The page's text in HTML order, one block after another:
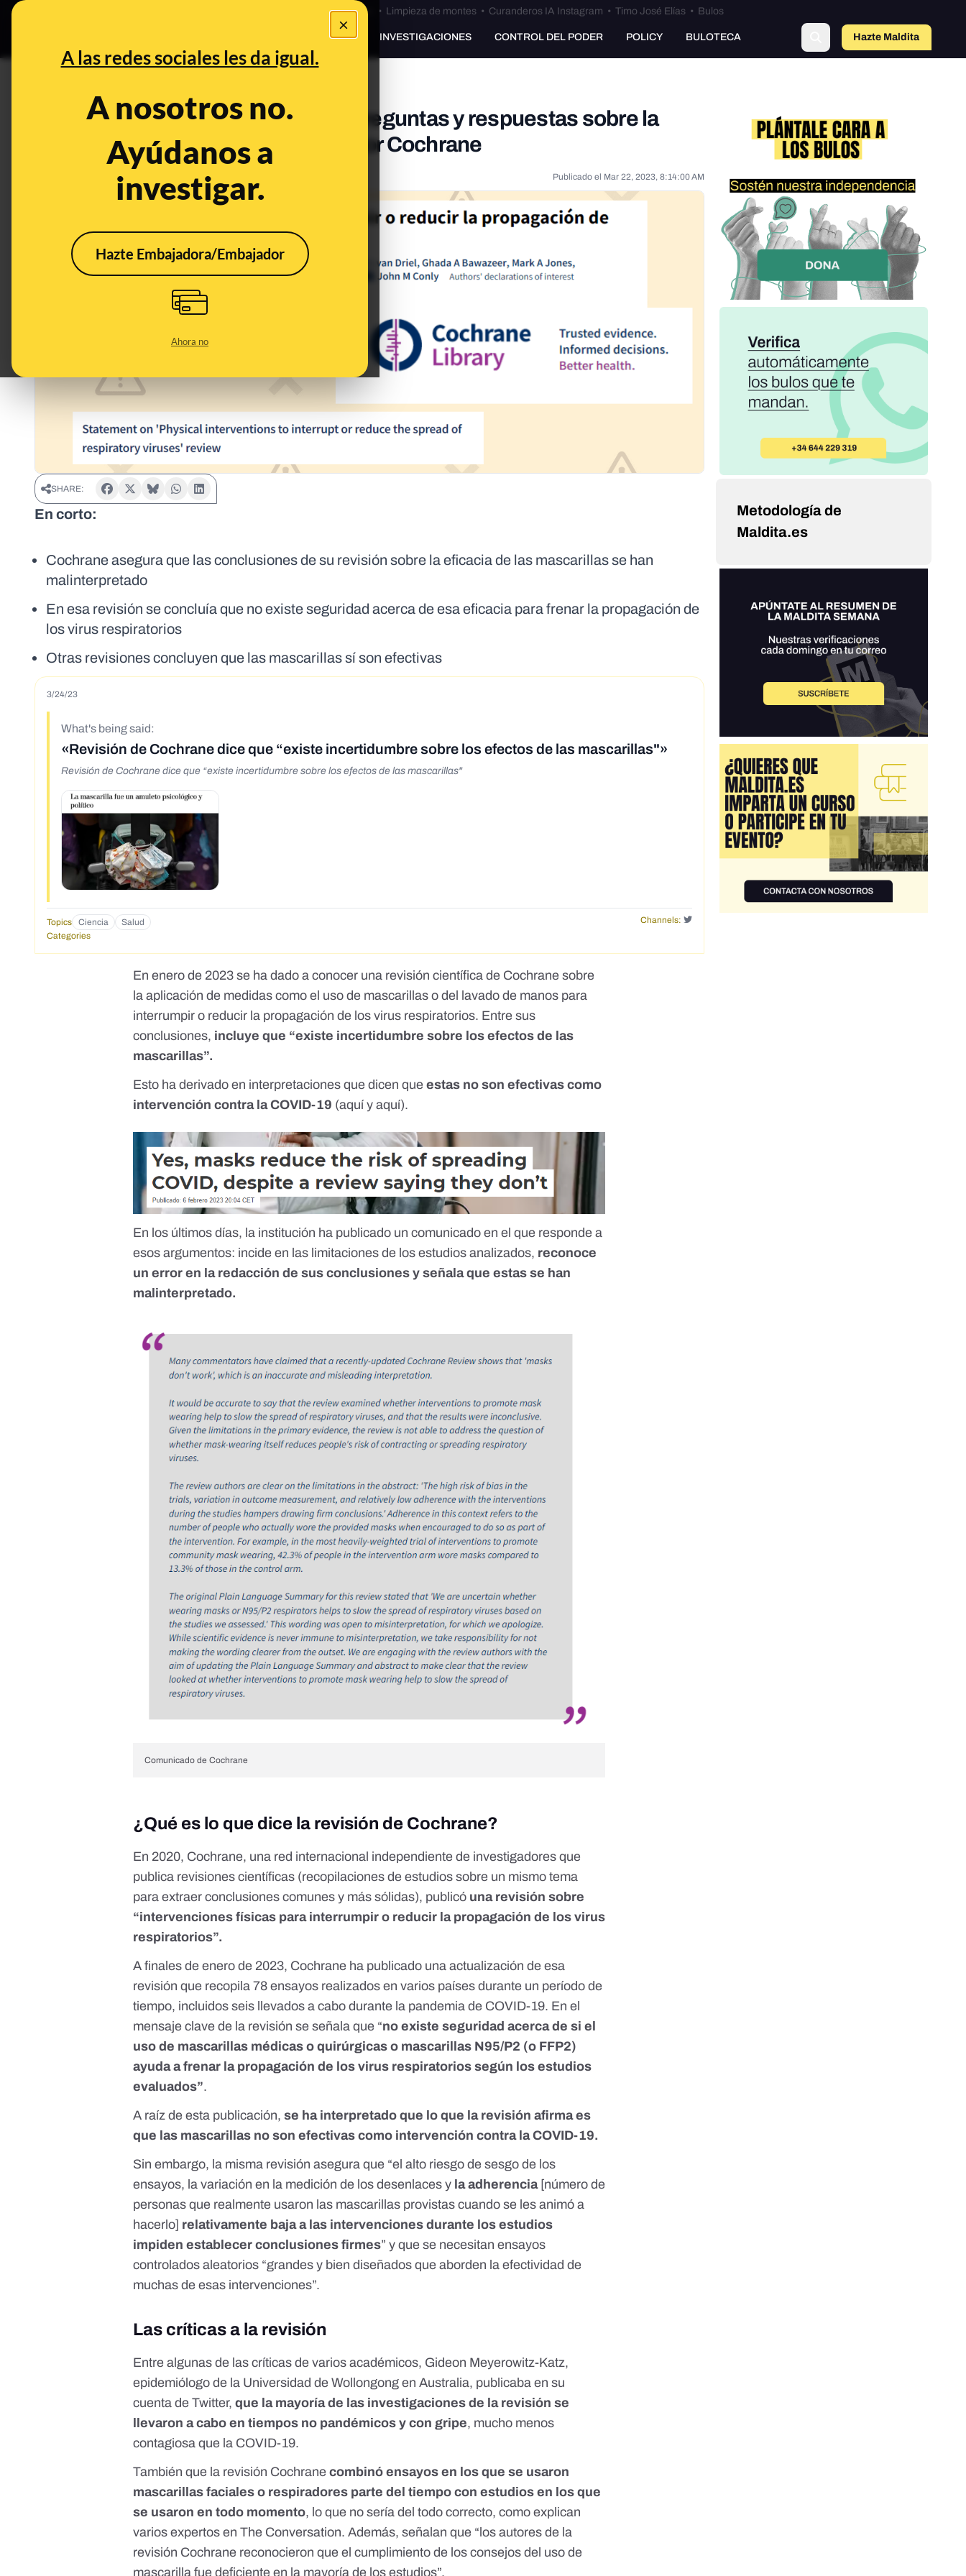
×
A las redes sociales les da igual.
A nosotros no.
Ayúdanos a
investigar.
Hazte Embajadora/Embajador
Ahora no
Bulos Ceuta • Limpieza de montes• Curanderos IA Instagram • Timo José Elías• Bulos
PREBUNKING INVESTIGACIONES CONTROL DEL PODER POLICY BULOTECA Hazte Maldito
a
Mascarillas y virus respiratorios: preguntas y respuestas sobre la
revisión de su eficacia publicada por Cochrane
Publicado el Mar 22, 2023, 8:14:00 AM
SHARE:
En corto:
Cochrane asegura que las conclusiones de su revisión sobre la eficacia de las mascarillas se han
malinterpretado
En esa revisión se concluía que no existe seguridad acerca de esa eficacia para frenar la propagación de
los virus respiratorios
Otras revisiones concluyen que las mascarillas sí son efectivas
3/24/23
What's being said:
«Revisión de Cochrane dice que “existe incertidumbre sobre los efectos de las mascarillas"»
Revisión de Cochrane dice que “existe incertidumbre sobre los efectos de las mascarillas"
Topics Ciencia Salud
Channels:
Categories
En enero de 2023 se ha dado a conocer una revisión científica de Cochrane sobre
la aplicación de medidas como el uso de mascarillas o del lavado de manos para
interrumpir o reducir la propagación de los virus respiratorios. Entre sus
conclusiones, incluye que “existe incertidumbre sobre los efectos de las
mascarillas”.
Esto ha derivado en interpretaciones que dicen queestas no son efectivas como
intervención contra la COVID-19 (aquíyaquí).
En los últimos días, la institución ha publicado un comunicado en el que responde a
esos argumentos: incide en las limitaciones de los estudios analizados, reconoce
un error en la redacción de sus conclusiones y señala que estas se han
malinterpretado.
Comunicado de Cochrane
¿Qué es lo que dice la revisión de Cochrane?
En 2020, Cochrane, una red internacional independiente de investigadores que
publica revisiones científicas (recopilaciones de estudios sobre un mismo tema
para extraer conclusiones comunes y más sólidas), publicó una revisión sobre
“intervenciones físicas para interrumpir o reducir la propagación de los virus
respiratorios”.
A finales de enero de 2023, Cochrane ha publicado una actualización de esa
revisión que recopila 78 ensayos realizados en varios países durante un período de
tiempo, incluidos seis llevados a cabo durante la pandemia de COVID-19. En el
mensaje clave de la revisión se señala que “no existe seguridad acerca de si el
uso de mascarillas médicas o quirúrgicas o mascarillas N95/P2 (o FFP2)
ayuda a frenar la propagación de los virus respiratorios según los estudios
evaluados”.
A raíz de esta publicación, se ha interpretado que lo que la revisión afirma es
que las mascarillas no son efectivas como intervención contra la COVID-19.
Sin embargo, la misma revisiónasegura que “el alto riesgo de sesgo de los
ensayos, la variación en la medición de los desenlaces y la adherencia[número de
personas que realmente usaron las mascarillas provistas cuando se les animó a
hacerlo] relativamente baja a las intervenciones durante los estudios
impiden establecer conclusiones firmes” y que se necesitan ensayos
controlados aleatorios “grandes y bien diseñados que aborden la efectividad de
muchas de esas intervenciones”.
Las críticas a la revisión
Entre algunas de las críticas de varios académicos, Gideon Meyerowitz-Katz,
epidemiólogo de la Universidad de Wollongong en Australia, publicaba en su
cuenta de Twitter,que la mayoría de las investigaciones de la revisión se
llevaron a cabo en tiempos no pandémicos y con gripe, mucho menos
contagiosa que la COVID-19.
También que la revisión Cochranecombinó ensayos en los que se usaron
mascarillas faciales o respiradores parte del tiempo con estudios en los que
se usaron en todo momento, lo que no sería del todo correcto, como explican
varios expertos enThe Conversation. Además, señalan que “los autores de la
revisión Cochrane reconocieron que el cumplimiento de los consejos del uso de
mascarilla fue deficiente en la mayoría de los estudios”.
Metodología de
Maldita.es